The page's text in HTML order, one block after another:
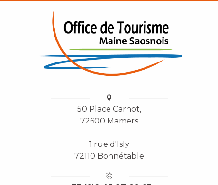
50 Place Carnot,
72600 Mamers
1 rue d'Isly
72110 Bonnétable